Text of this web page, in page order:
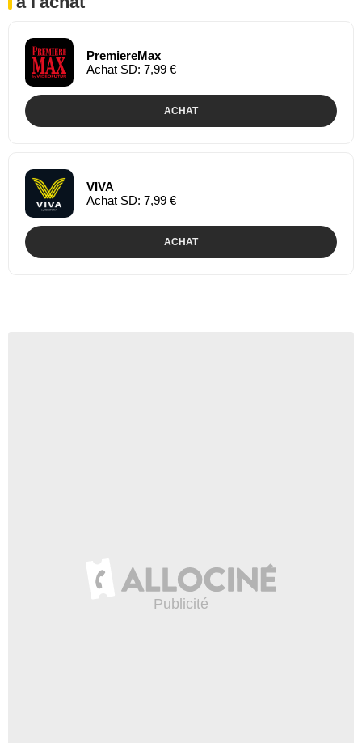
PremiereMax
Achat SD: 7,99 €
ACHAT
VIVA
Achat SD: 7,99 €
ACHAT